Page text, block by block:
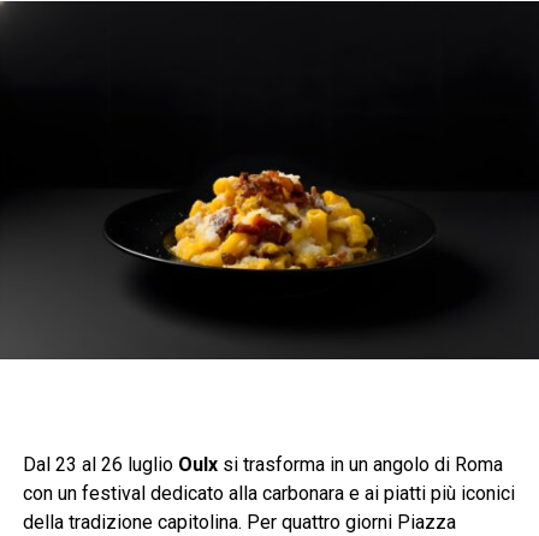
Dal 23 al 26 luglio Oulxsi trasforma in un angolo di Roma
con un festival dedicato alla carbonara e ai piatti più iconici
della tradizione capitolina. Per quattro giorni Piazza